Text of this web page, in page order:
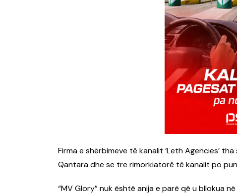
Firma e shërbimeve të kanalit ‘Leth Agencies’
Qantara dhe se tre rimorkiatorë të kanalit po
“MV Glory” nuk është anija e parë që u bllokua